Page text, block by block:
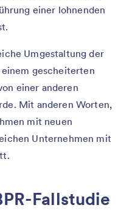
einer lohnenden
Umgestaltung der
gescheiterten
einer anderen
Mit anderen Worten,
mit neuen
Unternehmen mit
Fallstudie